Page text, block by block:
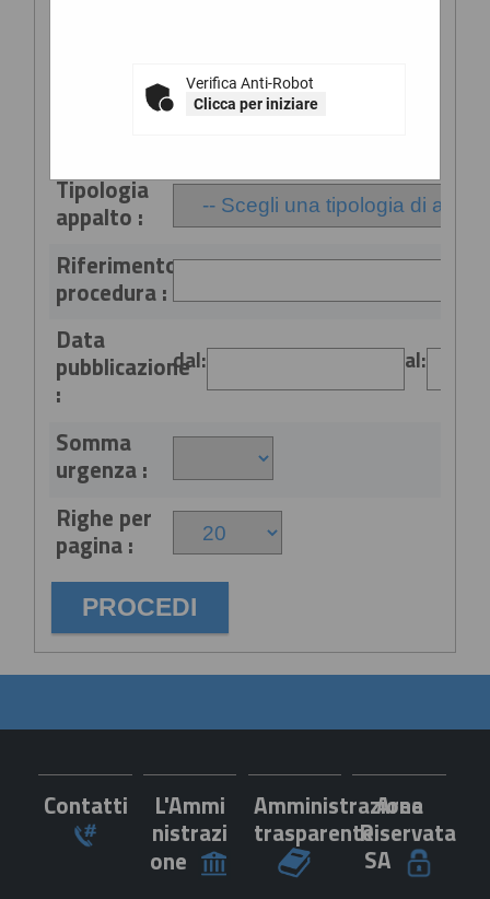
Verifica Anti-Robot
Clicca per iniziare
Tipologia
appalto :
Riferimento
procedura :
Data
pubblicazione
:
dal: al:
Somma
urgenza :
Righe per
pagina :
Contatti L'Ammi
nistrazi
one
Amministrazione
trasparente
Area
Riservata
SA